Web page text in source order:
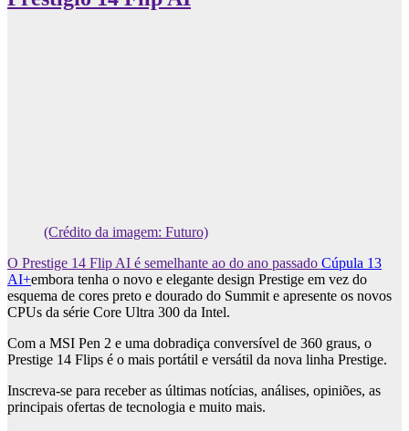
(Crédito da imagem: Futuro)
O Prestige 14 Flip AI é semelhante ao do ano passado Cúpula 13
AI+embora tenha o novo e elegante design Prestige em vez do
esquema de cores preto e dourado do Summit e apresente os novos
CPUs da série Core Ultra 300 da Intel.
Com a MSI Pen 2 e uma dobradiça conversível de 360 ​​graus, o
Prestige 14 Flips é o mais portátil e versátil da nova linha Prestige.
Inscreva-se para receber as últimas notícias, análises, opiniões, as
principais ofertas de tecnologia e muito mais.